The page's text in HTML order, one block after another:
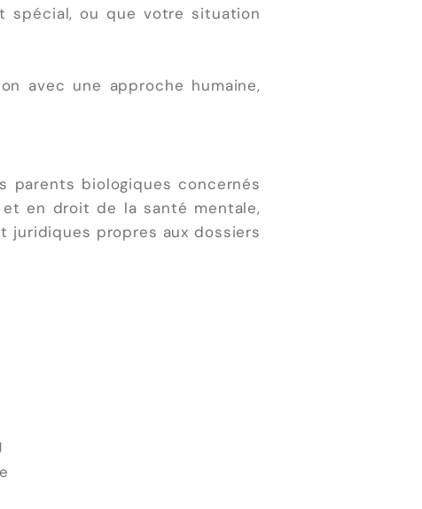
spécial, ou que votre situation
avec une approche humaine,
parents biologiques concernés
en droit de la santé mentale,
juridiques propres aux dossiers